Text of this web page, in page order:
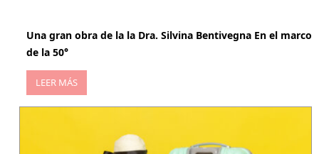
Una gran obra de la la Dra. Silvina Bentivegna En el marco
de la 50°
LEER MÁS